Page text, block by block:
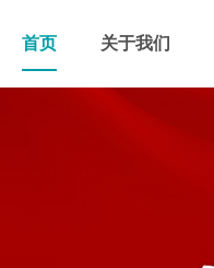
首页 关于我们